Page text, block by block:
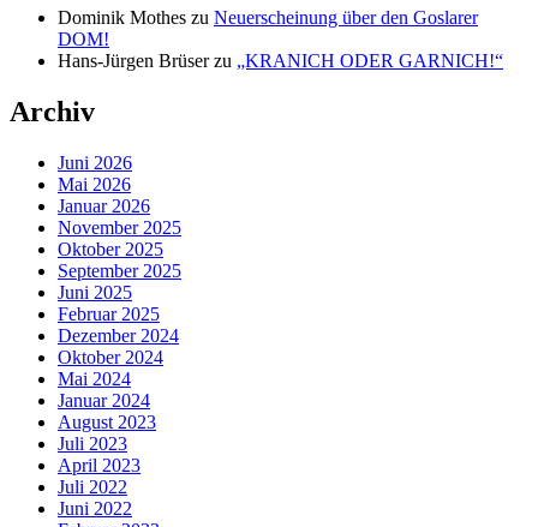
Dominik Mothes zu Neuerscheinung über den Goslarer
DOM!
Hans-Jürgen Brüserzu „KRANICH ODER GARNICH!“
Archiv
Juni 2026
Mai 2026
Januar 2026
November 2025
Oktober 2025
September 2025
Juni 2025
Februar 2025
Dezember 2024
Oktober 2024
Mai 2024
Januar 2024
August 2023
Juli 2023
April 2023
Juli 2022
Juni 2022